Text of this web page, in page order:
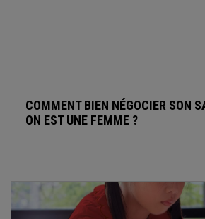
COMMENT BIEN NÉGOCIER SON
ON EST UNE FEMME ?